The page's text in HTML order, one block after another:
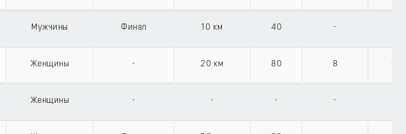
Мужчины Финал 10 км 40 -
Женщины - 20 км 80 8
Женщины - - - -